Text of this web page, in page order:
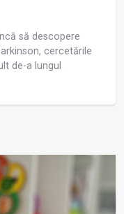
să descopere
cercetările
de-a lungul